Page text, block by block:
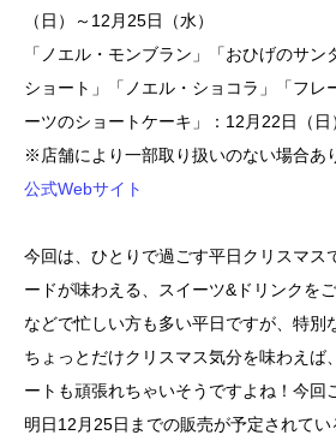
（日）～12月25日（水）
「ノエル・モンブラン」「おひげのサ
ショート」「ノエル・ショコラ」「フレ
ーツのショートケーキ」：12月22日（日
※店舗により一部取り扱いのない場合あ
公式Webサイト
今回は、ひとりで過ごす平日クリスマス
ードが味わえる、スイーツ&ドリンクを
などで忙しい方も多い平日ですが、特別
ちょっとだけクリスマス気分を味わえば
ートも頑張れちゃいそうですよね！今回
明日12月25日までの販売が予定されて